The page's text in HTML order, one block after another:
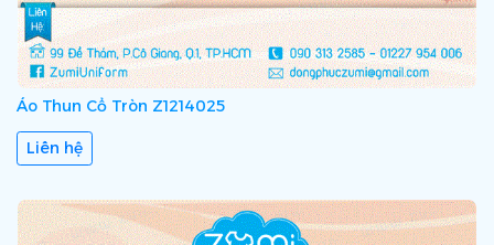
Áo Thun Cổ Tròn Z1214025
Liên hệ